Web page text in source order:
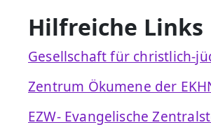
Hilfreiche Links
Gesellschaft für christlich-
Zentrum Ökumene der
EZW- Evangelische